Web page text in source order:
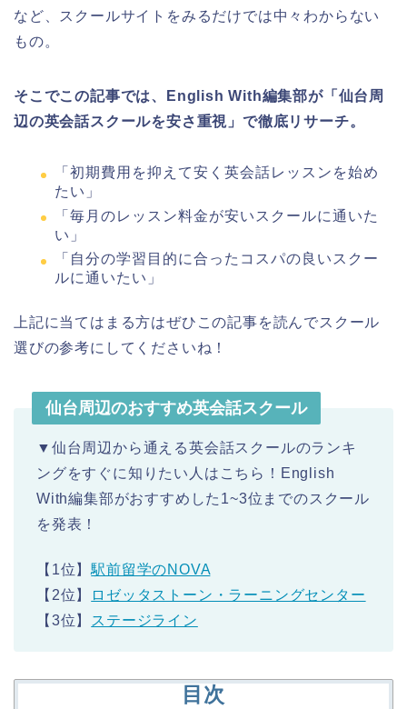
など、スクールサイトをみるだけでは中々わからない
もの。
そこでこの記事では、English With編集部が「仙台周
辺の英会話スクールを安さ重視」で徹底リサーチ。
「初期費用を抑えて安く英会話レッスンを始め
たい」
「毎月のレッスン料金が安いスクールに通いた
い」
「自分の学習目的に合ったコスパの良いスクー
ルに通いたい」
上記に当てはまる方はぜひこの記事を読んでスクール
選びの参考にしてくださいね！
仙台周辺のおすすめ英会話スクール
▼仙台周辺から通える英会話スクールのランキ
ングをすぐに知りたい人はこちら！English
With編集部がおすすめした1~3位までのスクール
を発表！
【1位】駅前留学のNOVA
【2位】
ロゼッタストーン・ラーニングセンター
【3位】 ステージライン
目次